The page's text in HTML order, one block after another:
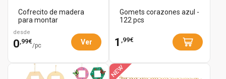
Cofrecito de madera
para montar
desde
0 ,99€
/pc Ver
Gomets corazones azul -
122 pcs
1 ,99€